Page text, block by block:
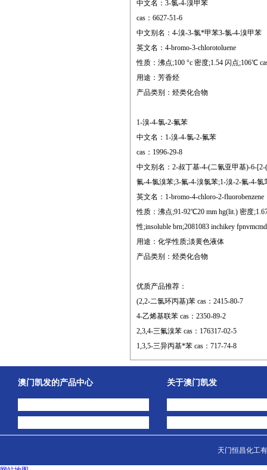
中文名：3-氯-4-溴甲苯
cas：6627-51-6
中文别名：4-溴-3-氯*甲苯3-氯-4-溴甲苯
英文名：4-bromo-3-chlorotoluene
性质：沸点;100 °c 密度;1.54 闪点;106℃
用途：芳香烃
产品类别：烃类化合物
1-溴-4-氯-2-氟苯
中文名：1-溴-4-氯-2-氟苯
cas：1996-29-8
中文别名：2-叔丁基-4-(二氰亚甲基)-6-
氟-4-氯溴苯;3-氟-4-溴氯苯;1-溴-2-氟-4-
英文名：1-bromo-4-chloro-2-fluorobenzene
性质：沸点;91-92℃20 mm hg(lit.) 密度
性;insoluble brn;2081083 inchikey
用途：化学性质;淡黄色液体
产品类别：烃类化合物
优质产品推荐：
(2,2-二氯环丙基)苯 cas：2415-80-7
4-乙烯基联苯 cas：2350-89-2
2,3,4-三氟溴苯 cas：176317-02-5
1,3,5-三异丙基*苯 cas：717-74-8
澳门凯发的产品中心 关于澳门凯发
天门恒昌化工